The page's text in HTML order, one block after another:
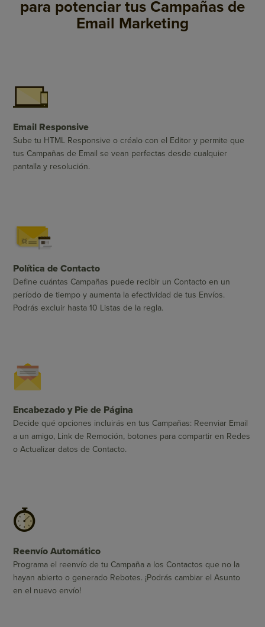
para potenciar tus Campañas de
Email Marketing
Email Responsive
Sube tu HTML Responsive o créalo con el Editor y permite que
tus Campañas de Email se vean perfectas desde cualquier
pantalla y resolución.
Política de Contacto
Define cuántas Campañas puede recibir un Contacto en un
período de tiempo y aumenta la efectividad de tus Envíos.
Podrás excluir hasta 10 Listas de la regla.
Encabezado y Pie de Página
Decide qué opciones incluirás en tus Campañas: Reenviar Email
a un amigo, Link de Remoción, botones para compartir en Redes
o Actualizar datos de Contacto.
Reenvío Automático
Programa el reenvío de tu Campaña a los Contactos que no la
hayan abierto o generado Rebotes. ¡Podrás cambiar el Asunto
en el nuevo envío!